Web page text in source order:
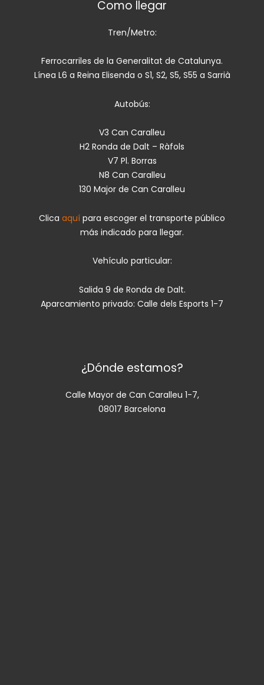
Como llegar
Tren/Metro:
Ferrocarriles de la Generalitat de Catalunya.
Línea L6 a Reina Elisenda o S1, S2, S5, S55 a Sarrià
Autobús:
V3 Can Caralleu
H2 Ronda de Dalt – Ràfols
V7 Pl. Borras
N8 Can Caralleu
130 Major de Can Caralleu
Clica aquí para escoger el transporte público
más indicado para llegar.
Vehículo particular:
Salida 9 de Ronda de Dalt.
Aparcamiento privado: Calle dels Esports 1-7
¿Dónde estamos?
Calle Mayor de Can Caralleu 1-7,
08017 Barcelona